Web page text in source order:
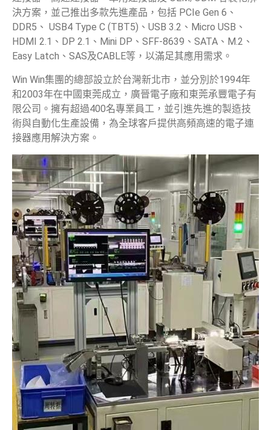
決方案，並己推出多款先進產品，包括 PCIe Gen 6、
DDR5、 USB4 Type C (TBT5)、USB 3.2、Micro USB、
HDMI 2.1、DP 2.1、Mini DP、SFF-8639、SATA、M.2、
Easy Latch、SAS及CABLE等，以滿足其應用需求。
Win Win集團的總部設立於台灣新北市，並分別於1994年
和2003年在中國東莞成立，廣晉電子廠和東莞承豐電子有
限公司。擁有超過400名專業員工，並引進先進的製造技
術與自動化生產設備，為全球客戶提供高頻高速的電子連
接器應用解決方案。
品質環保聲明
產品中心
產業應用
客製服務
聯絡我們
新聞中心
人才招募
中文